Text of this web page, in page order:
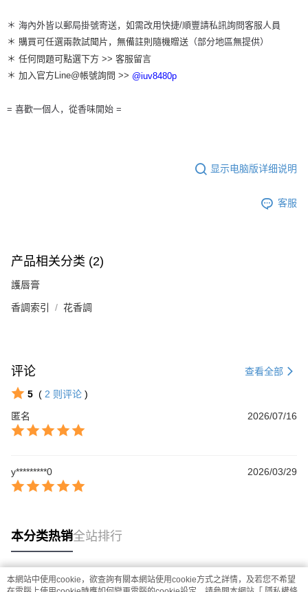
＊ 海內外皆以郵局掛號寄送，如需改用快捷/順豐請私訊詢問客服人員
＊ 購買可任選兩款試聞片，無備註則隨機贈送 （部分地區無提供）
＊ 任何問題可點選下方 >> 客服留言
＊ 加入官方Line@帳號詢問 >> @iuv8480p
= 喜歡一個人，從香味開始 =
显示电脑版详细说明
客服
产品相关分类 (2)
護唇膏
香調索引 花香調
评论 查看全部
5 ( 2 则评论 )
匿名
2026/07/16
y*********0 2026/03/29
本分类热销全站排行
本網站中使用cookie，欲查詢有關本網站使用cookie方式之詳情，及若您不希望